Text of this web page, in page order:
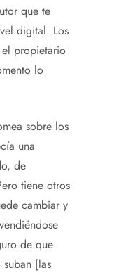
que te
digital. Los
propietario
lo
sobre los
una
de
tiene otros
cambiar y
de que
[las